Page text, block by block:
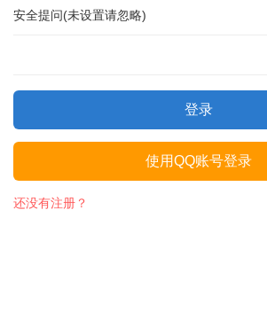
安全提问(未设置请忽略)
登录
使用QQ账号登录
还没有注册？